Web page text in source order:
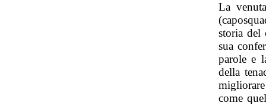
La
storia del
sua
parole e
della
come